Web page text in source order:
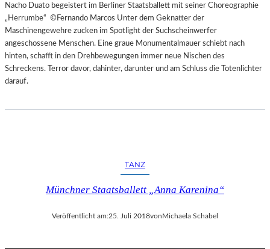
Nacho Duato begeistert im Berliner Staatsballett mit seiner Choreographie
„Herrumbe“ ©Fernando Marcos Unter dem Geknatter der
Maschinengewehre zucken im Spotlight der Suchscheinwerfer
angeschossene Menschen. Eine graue Monumentalmauer schiebt nach
hinten, schafft in den Drehbewegungen immer neue Nischen des
Schreckens. Terror davor, dahinter, darunter und am Schluss die Totenlichter
darauf.
TANZ
Münchner Staatsballett „Anna Karenina“
Veröffentlicht am:25. Juli 2018vonMichaela Schabel